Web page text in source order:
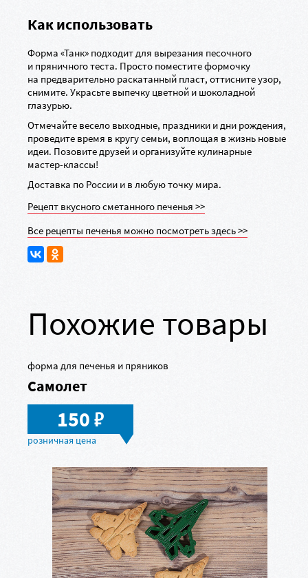
Как использовать
Форма «Танк» подходит для вырезания песочного
и пряничного теста. Просто поместите формочку
на предварительно раскатанный пласт, оттисните узор,
снимите. Украсьте выпечку цветной и шоколадной
глазурью.
Отмечайте весело выходные, праздники и дни рождения,
проведите время в кругу семьи, воплощая в жизнь новые
идеи. Позовите друзей и организуйте кулинарные
мастер-классы!
Доставка по России и в любую точку мира.
Рецепт вкусного сметанного печенья >>
Все рецепты печенья можно посмотреть здесь >>
Похожие товары
форма для печенья и пряников
Самолет
150в